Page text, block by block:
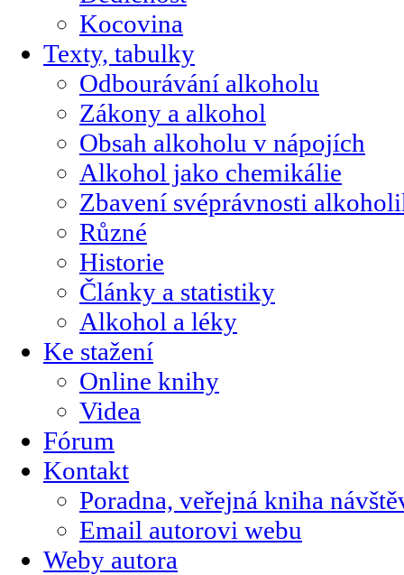
Kocovina
Texty, tabulky
Odbourávání alkoholu
Zákony a alkohol
Obsah alkoholu v nápojích
Alkohol jako chemikálie
Zbavení svéprávnosti
Různé
Historie
Články a statistiky
Alkohol a léky
Ke stažení
Online knihy
Videa
Fórum
Kontakt
Poradna, veřejná kniha
Email autorovi webu
Weby autora